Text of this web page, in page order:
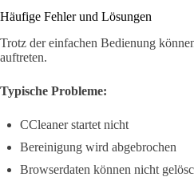
Häufige Fehler und Lösungen
Trotz der einfachen Bedienung
auftreten.
Typische Probleme:
CCleaner startet nicht
Bereinigung wird abgebrochen
Browserdaten können nicht